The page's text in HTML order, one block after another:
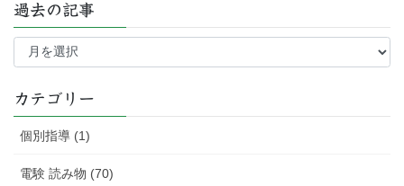
過去の記事
過
記
カテゴリー
個別指導 (1)
電験 読み物 (70)